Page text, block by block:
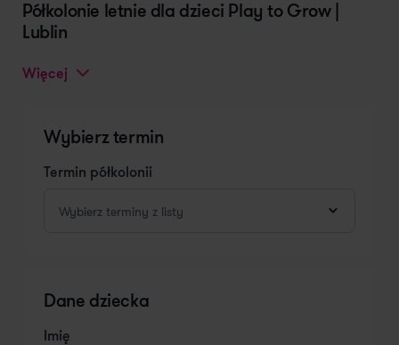
Wybierz termin
Termin półkolonii
Wybierz terminy z listy
Dane dziecka
Imię
Półkolonie letnie dla dzieci Play to Grow |
Lublin
Więcej